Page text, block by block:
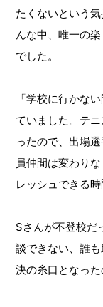
たくないという
んな中、唯一の
でした。
「学校に行かな
ていました。テ
ったので、出場
員仲間は変わり
レッシュできる時
Sさんが不登校だ
談できない、誰
決の糸口となった